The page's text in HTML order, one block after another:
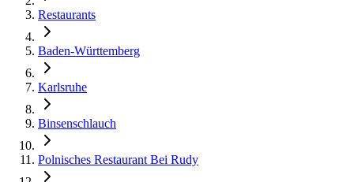
Restaurants
Baden-Württemberg
Karlsruhe
Binsenschlauch
Polnisches Restaurant Bei Rudy